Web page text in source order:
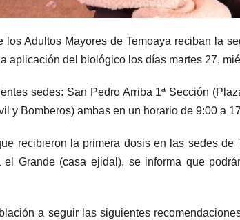
los Adultos Mayores de Temoaya reciban la
aplicación del biológico los días martes 27,
sedes: San Pedro Arriba 1ª Sección
y Bomberos) ambas en un horario de 9:00 a
recibieron la primera dosis en las sedes de
el Grande (casa ejidal), se informa que
a seguir las siguientes